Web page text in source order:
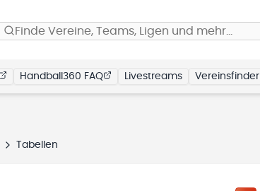
Finde Vereine, Teams, Ligen und mehr…
Handball360 FAQ Livestreams Vereinsfinder
Tabellen